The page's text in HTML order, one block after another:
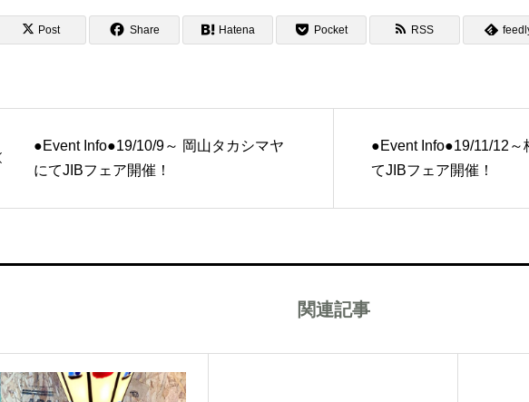
Post Share Hatena Pocket RSS
●Event Info●19/10/9～ 岡山タカシマヤ
にてJIBフェア開催！
●Event Info●19/11/12～
てJIBフェア開催！
関連記事